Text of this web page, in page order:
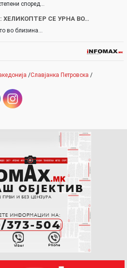
според…
ХЕЛИКОПТЕР СЕ УРНА ВО…
во близина…
/Славјанка Петровска /